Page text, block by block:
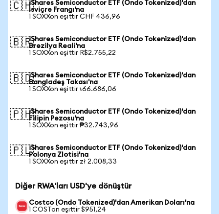
🇨🇭iShares Semiconductor ETF (Ondo Tokenized)'dan
İsviçre Frangı'na
1 SOXXon eşittir CHF 436,96
🇧🇷iShares Semiconductor ETF (Ondo Tokenized)'dan
Brezilya Reali'na
1 SOXXon eşittir R$2.755,22
🇧🇩iShares Semiconductor ETF (Ondo Tokenized)'dan
Bangladeş Takası'na
1 SOXXon eşittir ৳66.686,06
🇵🇭iShares Semiconductor ETF (Ondo Tokenized)'dan
Filipin Pezosu'na
1 SOXXon eşittir ₱32.743,96
🇵🇱iShares Semiconductor ETF (Ondo Tokenized)'dan
Polonya Zlotisi'na
1 SOXXon eşittir zł 2.008,33
Diğer RWA'ları USD'ye dönüştür
Costco (Ondo Tokenized)'dan Amerikan Doları'na
1 COSTon eşittir $951,24